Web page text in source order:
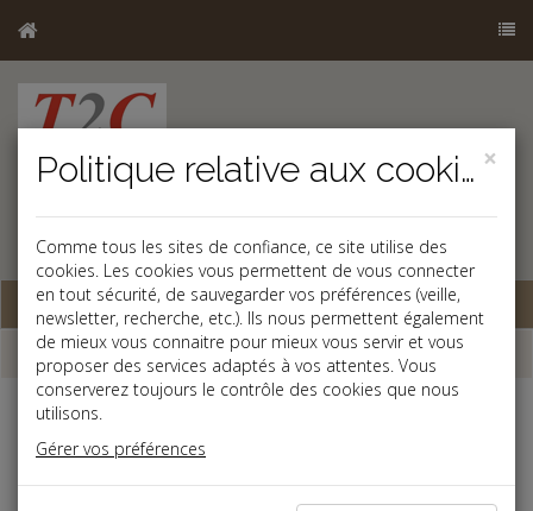
Base documentaire
Dépêches
Liste des dernières dépêches
×
Politique relative aux cookies
Comme tous les sites de confiance, ce site utilise des
cookies. Les cookies vous permettent de vous connecter
en tout sécurité, de sauvegarder vos préférences (veille,
newsletter, recherche, etc.). Ils nous permettent également
de mieux vous connaitre pour mieux vous servir et vous
proposer des services adaptés à vos attentes. Vous
conserverez toujours le contrôle des cookies que nous
utilisons.
Gérer vos préférences